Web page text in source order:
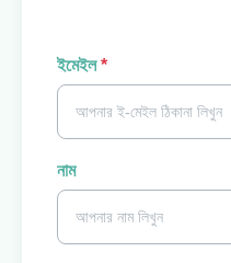
ইমেইল *
নাম